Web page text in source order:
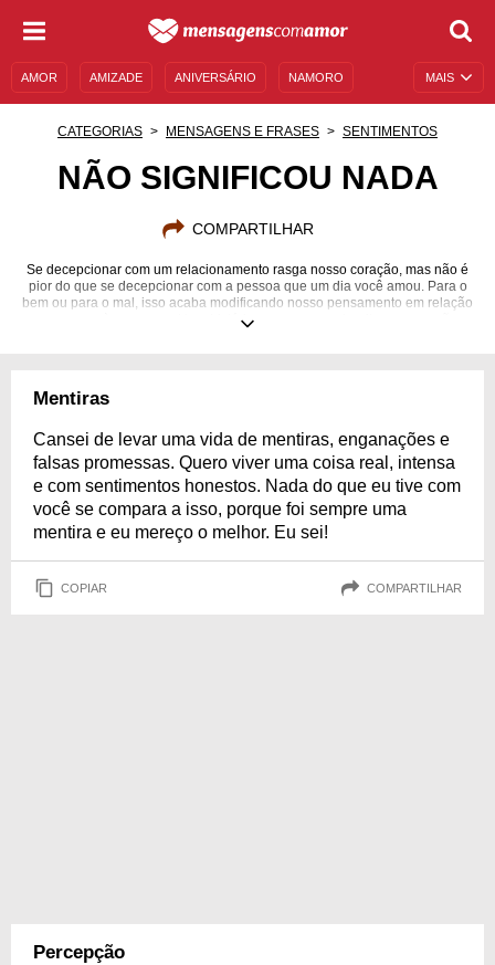
MAIS
AMOR AMIZADE ANIVERSÁRIO NAMORO
UNIVERSO FEMININO
CATEGORIAS MENSAGENS E FRASES SENTIMENTOS
NÃO SIGNIFICOU NADA
COMPARTILHAR
Se decepcionar com um relacionamento rasga nosso coração, mas não é
pior do que se decepcionar com a pessoa que um dia você amou. Para o
bem ou para o mal, isso acaba modificando nosso pensamento em relação
ao amor e às pessoas. Uma história que começou bonita passa a não
Mentiras
Cansei de levar uma vida de mentiras, enganações e
falsas promessas. Quero viver uma coisa real, intensa
e com sentimentos honestos. Nada do que eu tive com
você se compara a isso, porque foi sempre uma
mentira e eu mereço o melhor. Eu sei!
COPIAR COMPARTILHAR
Percepção